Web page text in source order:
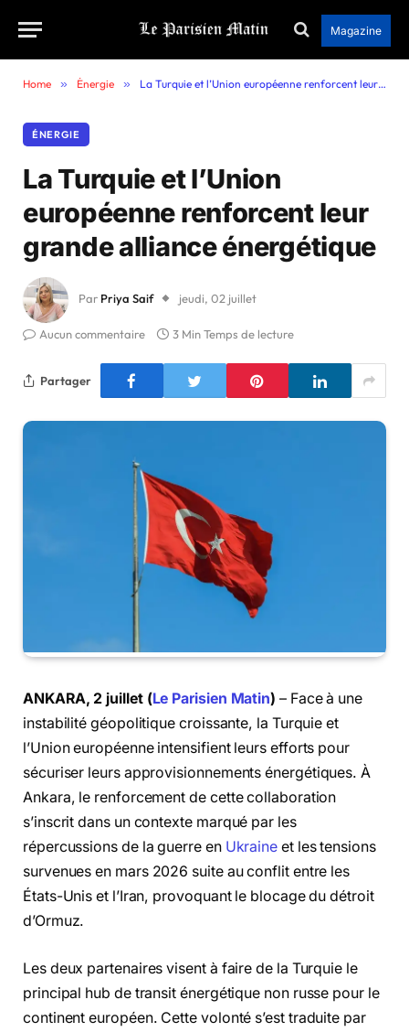
Magazine
Home » Énergie » La Turquie et l’Union européenne renforcent leur grande alliance énergétique
ÉNERGIE
La Turquie et l’Union
européenne renforcent leur
grande alliance énergétique
Par Priya Saif jeudi, 02 juillet
Aucun commentaire 3 Min Temps de lecture
Partager
ANKARA, 2 juillet (Le Parisien Matin) – Face à une
instabilité géopolitique croissante, la Turquie et
l’Union européenne intensifient leurs efforts pour
sécuriser leurs approvisionnements énergétiques. À
Ankara, le renforcement de cette collaboration
s’inscrit dans un contexte marqué par les
répercussions de la guerre en Ukraine et les tensions
survenues en mars 2026 suite au conflit entre les
États-Unis et l’Iran, provoquant le blocage du détroit
d’Ormuz.
Les deux partenaires visent à faire de la Turquie le
principal hub de transit énergétique non russe pour le
continent européen. Cette volonté s’est traduite par